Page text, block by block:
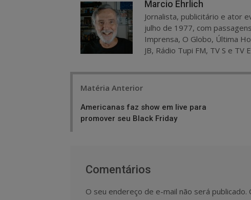
Marcio Ehrlich
Jornalista, publicitário e ator
julho de 1977, com
Imprensa, O Globo, Última
JB, Rádio Tupi FM, TV S e TV
Matéria Anterior
Americanas faz show em live para
promover seu Black Friday
Comentários
O seu endereço de e-mail não será publicado.